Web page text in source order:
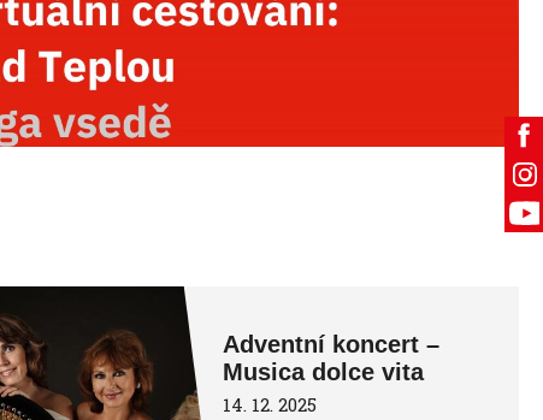
Adventní koncert –
Musica dolce vita
14. 12. 2025